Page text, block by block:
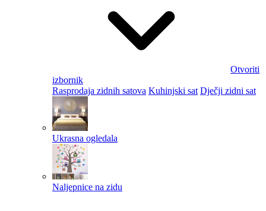
Otvoriti
izbornik
Rasprodaja zidnih satova Kuhinjski sat Dječji zidni sat
Ukrasna ogledala
Naljepnice na zidu